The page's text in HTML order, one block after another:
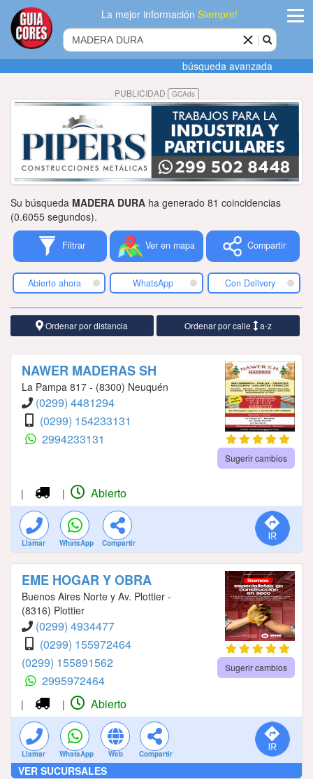
La mejor informaciónSiempre!
Agregar
empresa
Actualizar
datos
Publicidad
Tiendacores
Contactenos
búsqueda avanzada
PUBLICIDAD GCAds
Su búsqueda MADERA DURA ha generado 81 coincidencias
(0.6055 segundos).
Filtrar Ver en mapa Compartir
Abierto ahora WhatsApp Con Delivery
Ordenar por distancia Ordenar por calle a-z
NAWER MADERAS SH
La Pampa 817 - (8300) Neuquén
(0299) 4481294
(0299) 154233131
2994233131
Sugerir cambios
| | Abierto
Llamar WhatsApp Compartir
EME HOGAR Y OBRA
Buenos Aires Norte y Av. Plottier -
(8316) Plottier
(0299) 4934477
(0299) 155972464
(0299) 155891562
2995972464
Sugerir cambios
| | Abierto
Llamar WhatsApp Web Compartir
VER SUCURSALES